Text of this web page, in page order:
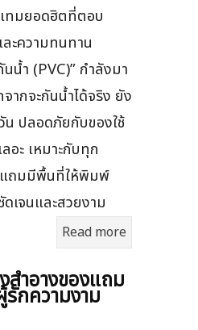
ทมยอดฮิตที่ตอบ
ะความทนทาน
นน้ำ (PVC)” กำลังมา
ากจะกันน้ำได้จริง ยัง
น ปลอดภัยกับของใช้
อะ เหมาะกับทุก
ถมมีพื้นที่ให้พิมพ์
เจนและสวยงาม
Read more
สําอางของแถม
กความงาม